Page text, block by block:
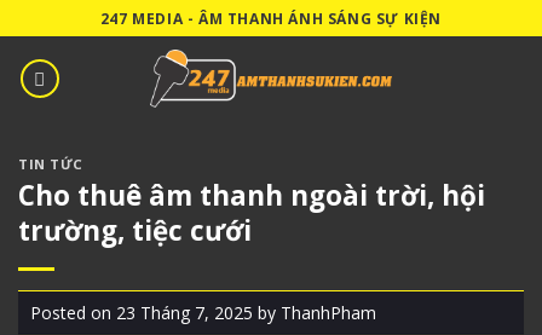
to
content
247 MEDIA - ÂM THANH ÁNH SÁNG SỰ KIỆN
TIN TỨC
Cho thuê âm thanh ngoài trời, hội
trường, tiệc cưới
Posted on 23 Tháng 7, 2025 by ThanhPham